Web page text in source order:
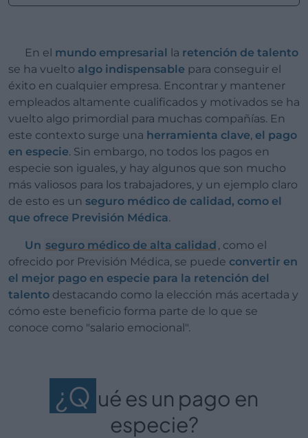
En el mundo empresarial la retención de talento
se ha vuelto algo indispensable para conseguir el
éxito en cualquier empresa. Encontrar y mantener
empleados altamente cualificados y motivados se ha
vuelto algo primordial para muchas compañías. En
este contexto surge una herramienta clave, el pago
en especie. Sin embargo, no todos los pagos en
especie son iguales, y hay algunos que son mucho
más valiosos para los trabajadores, y un ejemplo claro
de esto es un seguro médico de calidad, como el
que ofrece Previsión Médica.
Un seguro médico de alta calidad , como el
ofrecido por Previsión Médica, se puede convertir en
el mejor pago en especie para la retención del
talento destacando como la elección más acertada y
cómo este beneficio forma parte de lo que se
conoce como "salario emocional".
¿Q ué es un pago en
especie?